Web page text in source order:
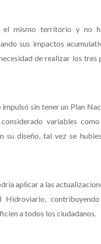
el mismo territorio y no
sus impactos
de realizar los tres
sin tener un Plan
variables
diseño, tal vez se
aplicar a las
Hidroviario,
a todos los ciudadanos.